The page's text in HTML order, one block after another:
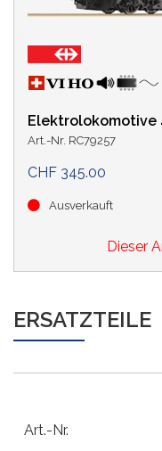
Elektrolokomotive
Art.-Nr. RC79257
CHF 345.00
Ausverkauft
Dieser
ERSATZTEILE